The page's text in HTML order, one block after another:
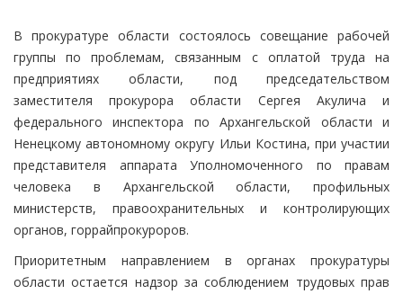
В прокуратуре области состоялось совещание рабочей
группы по проблемам, связанным с оплатой труда на
предприятиях области, под председательством
заместителя прокурора области Сергея Акулича и
федерального инспектора по Архангельской области и
Ненецкому автономному округу Ильи Костина, при участии
представителя аппарата Уполномоченного по правам
человека в Архангельской области, профильных
министерств, правоохранительных и контролирующих
органов, горрайпрокуроров.
Приоритетным направлением в органах прокуратуры
области остается надзор за соблюдением трудовых прав